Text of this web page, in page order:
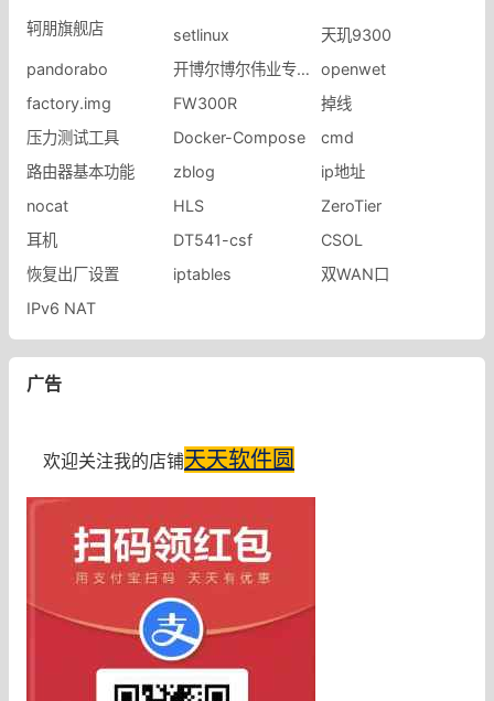
轲朋旗舰店 setlinux
天玑9300
pandorabo
开博尔博尔伟业专卖店
openwet
factory.img
FW300R
掉线
压力测试工具
Docker-Compose
cmd
路由器基本功能
zblog
ip地址
nocat
HLS
ZeroTier
耳机
DT541-csf
CSOL
恢复出厂设置
iptables
双WAN口
IPv6 NAT
广告
欢迎关注我的店铺天天软件圆